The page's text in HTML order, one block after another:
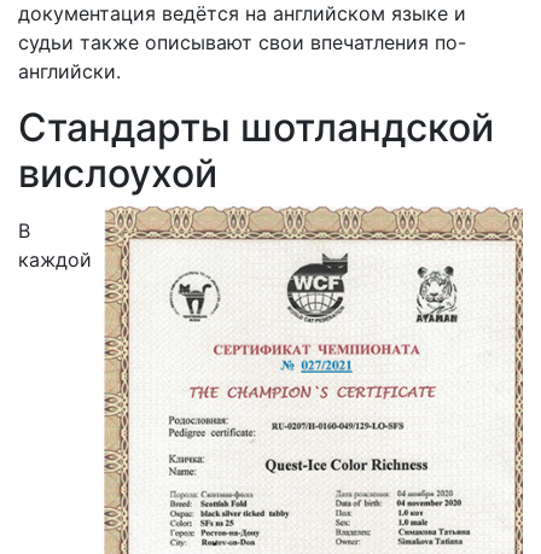
документация ведётся на английском языке и
судьи также описывают свои впечатления по-
английски.
Стандарты шотландской
вислоухой
В
каждой